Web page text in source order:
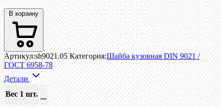
В корзину
Артикул:sh9021.05 Категория:Шайба кузовная DIN 9021 /
ГОСТ 6958-78
Детали
Вес 1 шт. —